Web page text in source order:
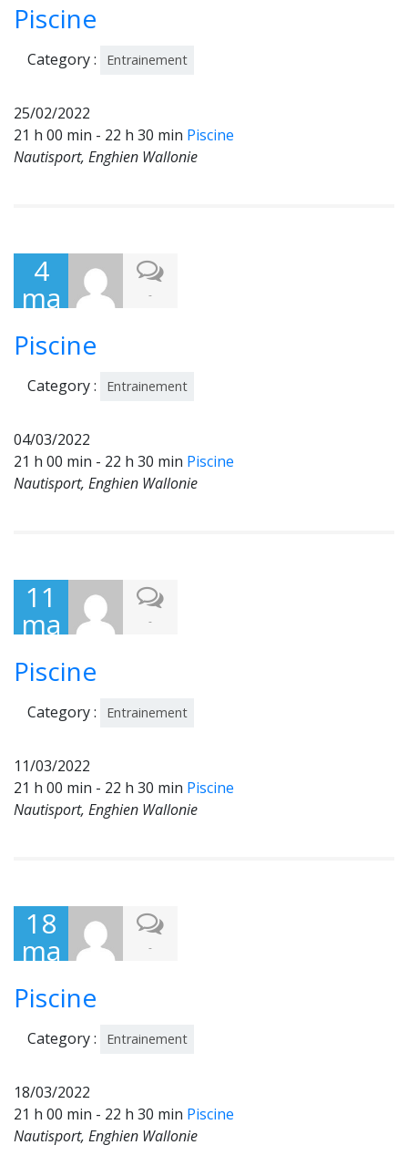
202
2
Piscine
Category : Entrainement
25/02/2022
21 h 00 min - 22 h 30 min Piscine
Nautisport, Enghien Wallonie
4
ma
202
2
-
Piscine
Category : Entrainement
04/03/2022
21 h 00 min - 22 h 30 min Piscine
Nautisport, Enghien Wallonie
11
ma
202
2
-
Piscine
Category : Entrainement
11/03/2022
21 h 00 min - 22 h 30 min Piscine
Nautisport, Enghien Wallonie
18
ma
202
2
-
Piscine
Category : Entrainement
18/03/2022
21 h 00 min - 22 h 30 min Piscine
Nautisport, Enghien Wallonie